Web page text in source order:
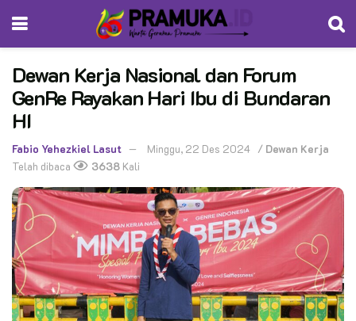
Dewan Kerja Nasional dan Forum
GenRe Rayakan Hari Ibu di Bundaran
HI
Fabio Yehezkiel Lasut Minggu, 22 Des 2024 / Dewan Kerja
Telah dibaca
3638 Kali